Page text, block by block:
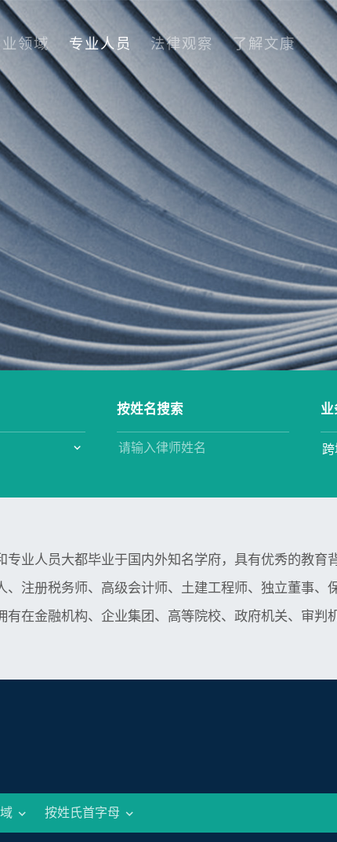
领域 专业人员 法律观察 了解文康
按姓名搜索 业
专业人员大都毕业于国内外知名学府，具有优秀的教育
、注册税务师、高级会计师、土建工程师、独立董事、
有在金融机构、企业集团、高等院校、政府机关、审判
按姓氏首字母